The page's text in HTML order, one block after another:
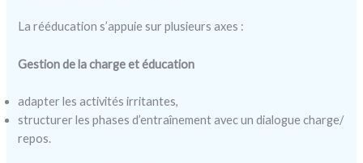
La rééducation s’appuie sur plusieurs axes :
Gestion de la charge et éducation
adapter les activités irritantes,
structurer les phases d’entraînement avec un dialogue charge/
repos.